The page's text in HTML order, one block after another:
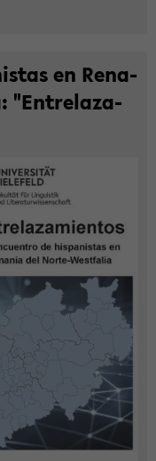
en Rena­
"Ent­re­laza­